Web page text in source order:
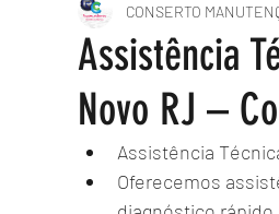
"ZONA NORTE RJ"
Reparo de Aquecedor a Gás
Assistência
Novo RJ –
CONSERTO
Assistência
Oferecemos